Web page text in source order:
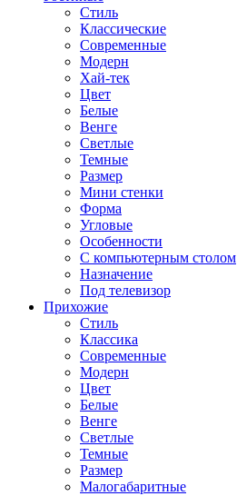
Стиль
Классические
Современные
Модерн
Хай-тек
Цвет
Белые
Венге
Светлые
Темные
Размер
Мини стенки
Форма
Угловые
Особенности
С компьютерным столом
Назначение
Под телевизор
Прихожие
Стиль
Классика
Современные
Модерн
Цвет
Белые
Венге
Светлые
Темные
Размер
Малогабаритные